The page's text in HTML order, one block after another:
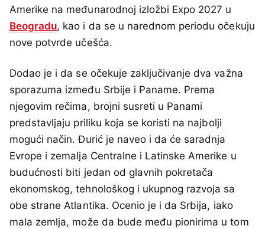
Amerike na međunarodnoj izložbi Expo 2027 u
Beogradu, kao i da se u narednom periodu očekuju
nove potvrde učešća.
Dodao je i da se očekuje zaključivanje dva važna
sporazuma između Srbije i Paname. Prema
njegovim rečima, brojni susreti u Panami
predstavljaju priliku koja se koristi na najbolji
mogući način. Đurić je naveo i da će saradnja
Evrope i zemalja Centralne i Latinske Amerike u
budućnosti biti jedan od glavnih pokretača
ekonomskog, tehnološkog i ukupnog razvoja sa
obe strane Atlantika. Ocenio je i da Srbija, iako
mala zemlja, može da bude među pionirima u tom